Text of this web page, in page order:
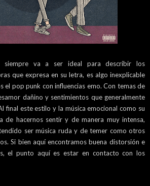
siempre va a ser ideal para describir los
que expresa en su letra, es algo inexplicable
el pop punk con influencias emo. Con temas de
dañino y sentimientos que generalmente
final este estilo y la música emocional como su
de hacernos sentir y de manera muy intensa,
ser música ruda y de temer como otros
Si bien aquí encontramos buena distorsión e
el punto aquí es estar en contacto con los